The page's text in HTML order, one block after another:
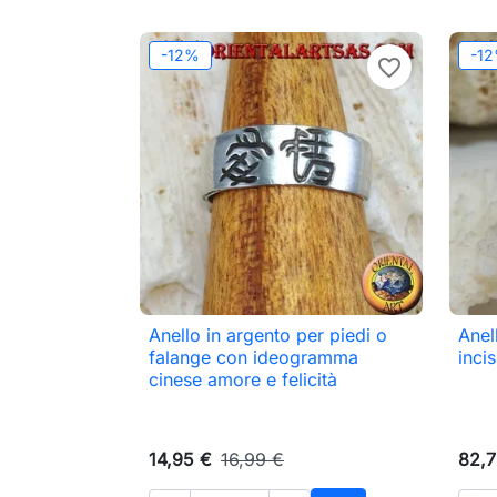
-12% favorite_border
 Anteprima
Anello in argento per piedi o
falange con ideogramma
cinese amore e felicità
14,95 € 16,99 €
-